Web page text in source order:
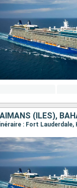
(ÎLES),
: Fort Lauderdale,